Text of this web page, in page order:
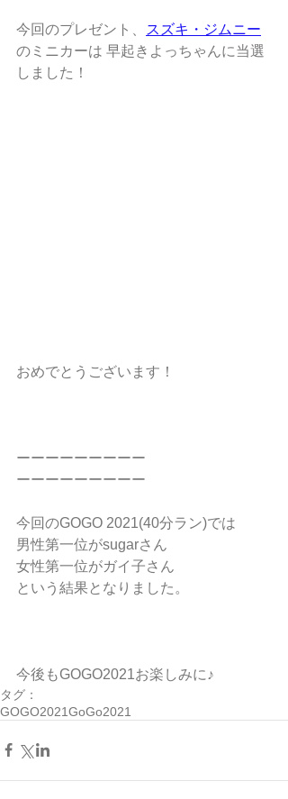
今回のプレゼント、
スズキ・ジムニー
のミニカーは 早起きよっちゃんに当選
しました！
おめでとうございます！
ーーーーーーーーー
ーーーーーーーーー
今回のGOGO 2021(40分ラン)では
男性第一位がsugarさん
女性第一位がガイ子さん
という結果となりました。
今後もGOGO2021お楽しみに♪
タグ：
GOGO2021GoGo2021